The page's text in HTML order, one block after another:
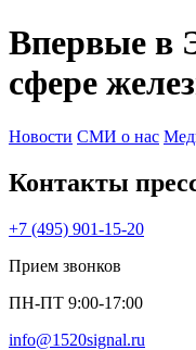
Впервые в
сфере
Новости СМИ о нас
Контакты
+7 (495) 901-15-20
Прием звонков
ПН-ПТ 9:00-17:00
info@1520signal.ru